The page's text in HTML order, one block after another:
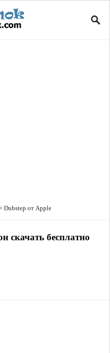
Dubstep от Apple
скачать бесплатно